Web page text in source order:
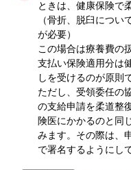
ときは、健康保険で
（骨折、脱臼につ
が必要）
この場合は療養費の
支払い保険適用分は
しを受けるのが原則
ただし、受領委任の
の支給申請を柔道整
険医にかかるのと同
みます。その際は、
で署名するようにし